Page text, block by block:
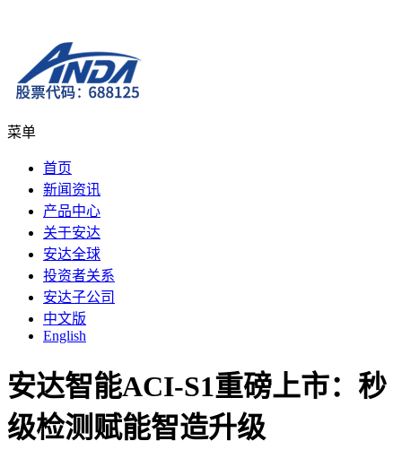
菜单
首页
新闻资讯
产品中心
关于安达
安达全球
投资者关系
安达子公司
中文版
English
安达智能ACI-S1重磅上市：秒
级检测赋能智造升级